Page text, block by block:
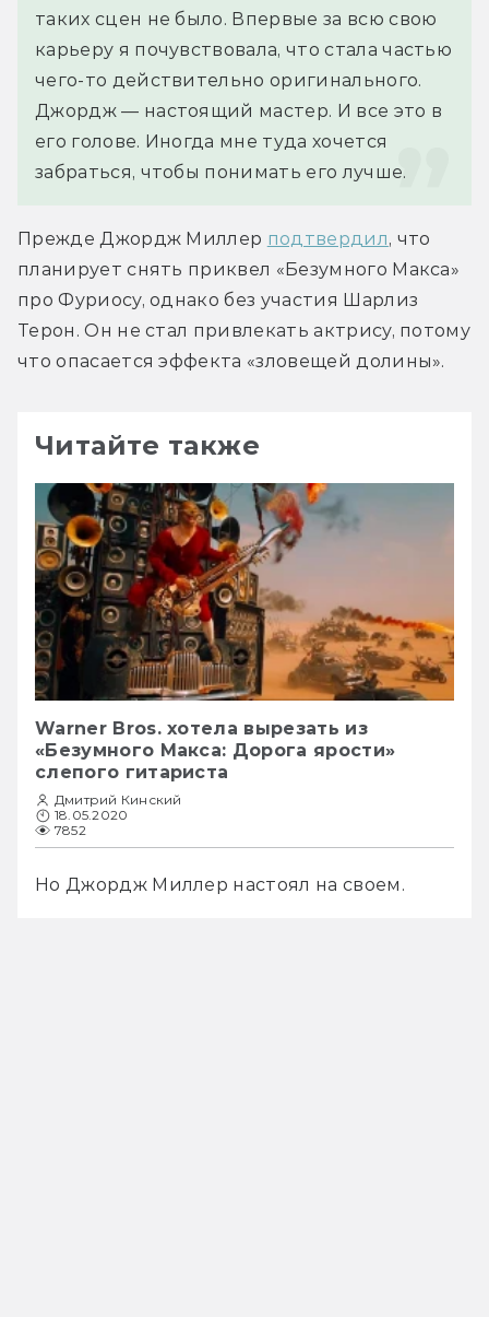
таких сцен не было. Впервые за всю свою
карьеру я почувствовала, что стала частью
чего-то действительно оригинального.
Джордж — настоящий мастер. И все это в
его голове. Иногда мне туда хочется
забраться, чтобы понимать его лучше.
Прежде Джордж Миллер подтвердил, что
планирует снять приквел «Безумного Макса»
про Фуриосу, однако без участия Шарлиз
Терон. Он не стал привлекать актрису, потому
что опасается эффекта «зловещей долины».
Читайте также
Warner Bros. хотела вырезать из
«Безумного Макса: Дорога ярости»
слепого гитариста
Дмитрий Кинский
18.05.2020
7852
Но Джордж Миллер настоял на своем.